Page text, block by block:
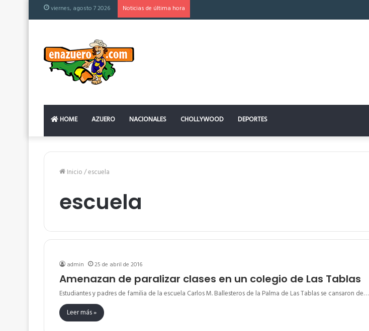
viernes, agosto 7 2026 Noticias de última hora
HOME AZUERO NACIONALES CHOLLYWOOD DEPORTES
Inicio/escuela
escuela
admin 25 de abril de 2016
Amenazan de paralizar clases en un colegio de Las Tablas
Estudiantes y padres de familia de la escuela Carlos M. Ballesteros de la Palma de Las Tablas se cansaron de…
Leer más »